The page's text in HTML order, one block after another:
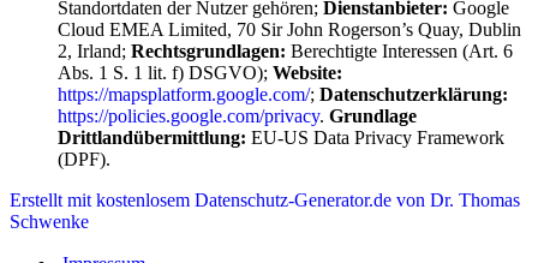
Standortdaten der Nutzer gehören; Dienstanbieter: Google
Cloud EMEA Limited, 70 Sir John Rogerson’s Quay, Dublin
2, Irland; Rechtsgrundlagen: Berechtigte Interessen (Art. 6
Abs. 1 S. 1 lit. f) DSGVO); Website:
https://mapsplatform.google.com/; Datenschutzerklärung:
https://policies.google.com/privacy. Grundlage
Drittlandübermittlung: EU-US Data Privacy Framework
(DPF).
Erstellt mit kostenlosem Datenschutz-Generator.de von Dr. Thomas
Schwenke